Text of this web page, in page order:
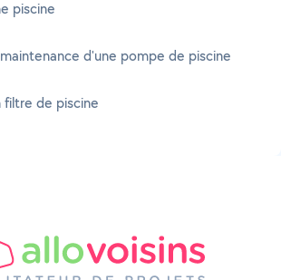
piscine
d'une pompe de piscine
de piscine